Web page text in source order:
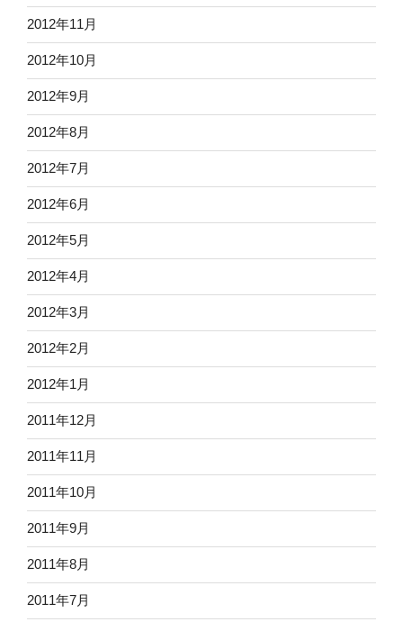
2012年11月
2012年10月
2012年9月
2012年8月
2012年7月
2012年6月
2012年5月
2012年4月
2012年3月
2012年2月
2012年1月
2011年12月
2011年11月
2011年10月
2011年9月
2011年8月
2011年7月